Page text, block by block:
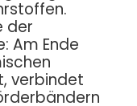
der
Am Ende
verbindet